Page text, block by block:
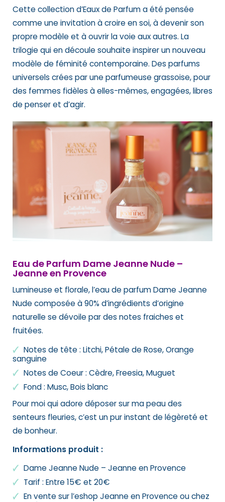
Cette collection d’Eaux de Parfuma été pensée
comme une invitation à croire en soi, à devenir son
propre modèle et à ouvrir la voie aux autres. La
trilogie qui en découle souhaite inspirer un nouveau
modèle de féminité contemporaine. Des parfums
universels crées par une parfumeuse grassoise, pour
des femmes fidèles à elles-mêmes, engagées, libres
de penser et d’agir.
Eau de Parfum Dame Jeanne Nude –
Jeanne en Provence
Lumineuse et florale, l’eau de parfum Dame Jeanne
Nude composée à 90% d’ingrédients d’origine
naturelle se dévoile par des notes fraiches et
fruitées.
Notes de tête : Litchi, Pétale de Rose, Orange
sanguine
Notes de Coeur : Cèdre, Freesia, Muguet
Fond : Musc, Bois blanc
Pour moi qui adore déposer sur ma peau des
senteurs fleuries, c’est un pur instant de légèreté et
de bonheur.
Informations produit :
Dame Jeanne Nude – Jeanne en Provence
Tarif : Entre 15€ et 20€
En vente sur l’eshop Jeanne en Provence ou chez